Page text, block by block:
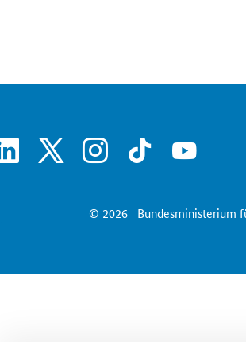
SrOnlyServicemenü
linkedin instagram tiktok youtube
© 2026 Bundesministerium